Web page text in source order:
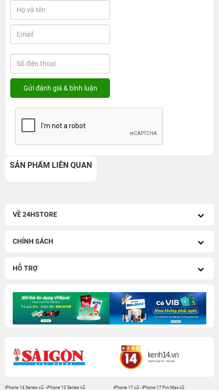
SẢN PHẨM LIÊN QUAN
VỀ 24HSTORE
CHÍNH SÁCH
HỖ TRỢ
iPhone 14 Series cũ -iPhone 13 Series cũ
iPhone 17 cũ-iPhone 17 Pro Max cũ